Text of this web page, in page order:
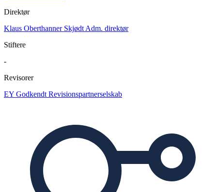
Direktør
Klaus Oberthanner Skjødt Adm. direktør
Stiftere
-
Revisorer
EY Godkendt Revisionspartnerselskab